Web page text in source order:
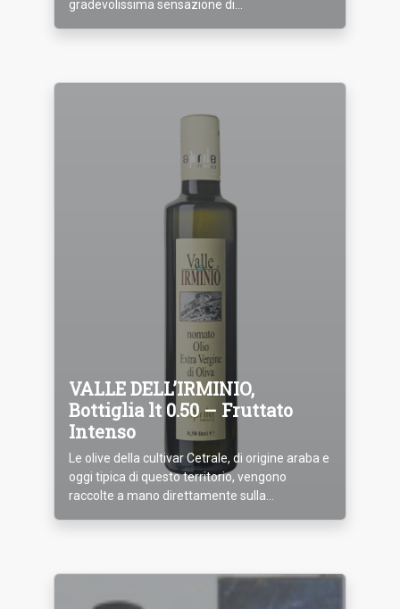
gradevolissima sensazione di...
VALLE DELL’IRMINIO,
Bottiglia lt 0.50 – Fruttato
Intenso
Le olive della cultivar Cetrale, di origine araba e
oggi tipica di questo territorio, vengono
raccolte a mano direttamente sulla...